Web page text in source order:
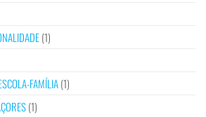
(1)
FAMÍLIA(1)
(1)